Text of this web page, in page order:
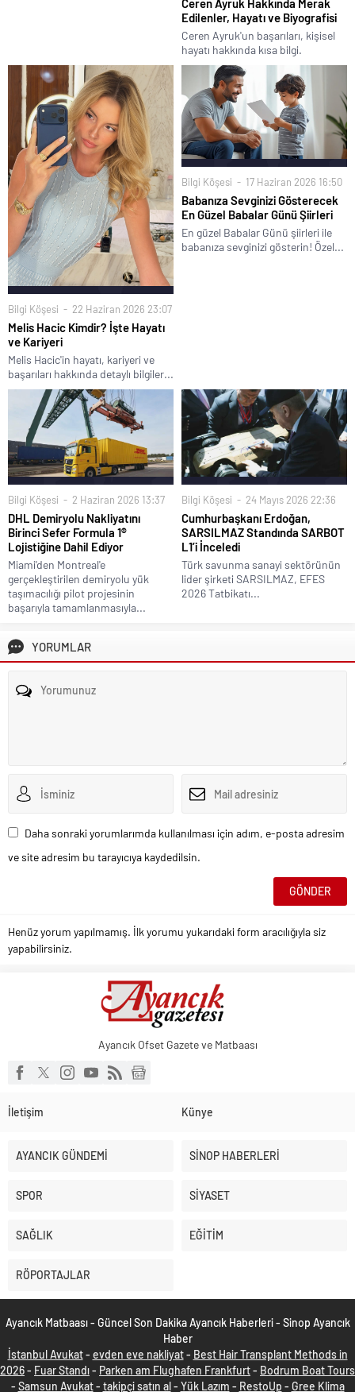
Ceren Ayruk Hakkında Merak
Edilenler, Hayatı ve Biyografisi
Ceren Ayruk'un başarıları, kişisel
hayatı hakkında kısa bilgi.
Bilgi Köşesi 22 Haziran 2026 23:07
Melis Hacic Kimdir? İşte Hayatı
ve Kariyeri
Melis Hacic'in hayatı, kariyeri ve
başarıları hakkında detaylı bilgiler...
Bilgi Köşesi 17 Haziran 2026 16:50
Babanıza Sevginizi Gösterecek
En Güzel Babalar Günü Şiirleri
En güzel Babalar Günü şiirleri ile
babanıza sevginizi gösterin! Özel...
Bilgi Köşesi 2 Haziran 2026 13:37
DHL Demiryolu Nakliyatını
Birinci Sefer Formula 1®
Lojistiğine Dahil Ediyor
Miami'den Montreal'e
gerçekleştirilen demiryolu yük
taşımacılığı pilot projesinin
başarıyla tamamlanmasıyla...
Bilgi Köşesi 24 Mayıs 2026 22:36
Cumhurbaşkanı Erdoğan,
SARSILMAZ Standında SARBOT
L1’i İnceledi
Türk savunma sanayi sektörünün
lider şirketi SARSILMAZ, EFES
2026 Tatbikatı...
YORUMLAR
Daha sonraki yorumlarımda kullanılması için adım, e-posta adresim
ve site adresim bu tarayıcıya kaydedilsin.
Henüz yorum yapılmamış. İlk yorumu yukarıdaki form aracılığıyla siz
yapabilirsiniz.
Ayancık Ofset Gazete ve Matbaası
İletişim Künye
AYANCIK GÜNDEMİ SİNOP HABERLERİ
SPOR SİYASET
SAĞLIK EĞİTİM
RÖPORTAJLAR
Ayancık Matbaası - Güncel Son Dakika Ayancık Haberleri - Sinop Ayancık
Haber
İstanbul Avukat- evden eve nakliyat- Best Hair Transplant Methods in
2026- Fuar Standı- Parken am Flughafen Frankfurt- Bodrum Boat Tours
- Samsun Avukat- takipçi satın al- Yük Lazım - RestoUp - Gree Klima